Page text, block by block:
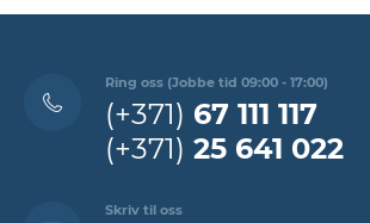
Ring oss (Jobbe tid 09:00 - 17:00)
(+371) 67 111 117
(+371) 25 641 022
Skriv til oss